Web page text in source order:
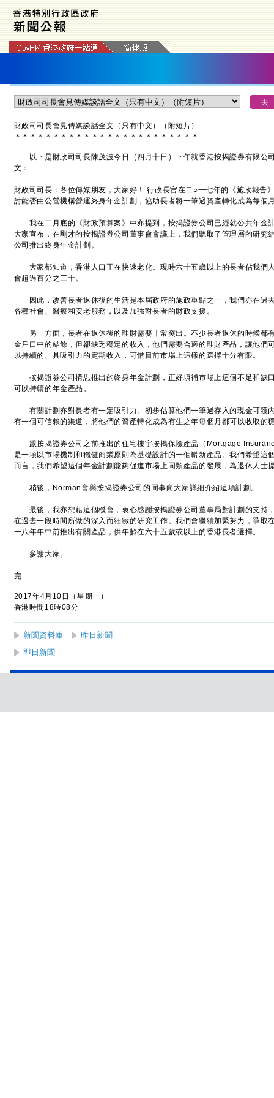
財政司司長會見傳媒談話全文（只有中文）（附短片）
＊ ＊ ＊ ＊ ＊ ＊ ＊ ＊ ＊ ＊ ＊ ＊ ＊ ＊ ＊ ＊ ＊ ＊ ＊ ＊ ＊ ＊ ＊ ＊
以下是財政司司長陳茂波今日（四月十日）下午就香港按揭證券有限公
文：
財政司司長：各位傳媒朋友，大家好！ 行政長官在二○一七年的《施政報告
討能否由公營機構營運終身年金計劃，協助長者將一筆過資產轉化成為每個
我在二月底的《財政預算案》中亦提到，按揭證券公司已經就公共年金
大家宣布，在剛才的按揭證券公司董事會會議上，我們聽取了管理層的研究
公司推出終身年金計劃。
大家都知道，香港人口正在快速老化。現時六十五歲以上的長者佔我們
會超過百分之三十。
因此，改善長者退休後的生活是本屆政府的施政重點之一，我們亦在過
各種社會、醫療和安老服務，以及加強對長者的財政支援。
另一方面，長者在退休後的理財需要非常突出。不少長者退休的時候都
金戶口中的結餘，但卻缺乏穩定的收入，他們需要合適的理財產品，讓他們
以持續的、具吸引力的定期收入，可惜目前市場上這樣的選擇十分有限。
按揭證券公司構思推出的終身年金計劃，正好填補市場上這個不足和缺
可以持續的年金產品。
有關計劃亦對長者有一定吸引力。初步估算他們一筆過存入的現金可獲
有一個可信賴的渠道，將他們的資產轉化成為有生之年每個月都可以收取的
跟按揭證券公司之前推出的住宅樓宇按揭保險產品（Mortgage
是一項以市場機制和穩健商業原則為基礎設計的一個嶄新產品。我們希望這
而言，我們希望這個年金計劃能夠促進市場上同類產品的發展，為退休人士
稍後，Norman會與按揭證券公司的同事向大家詳細介紹這項計劃。
最後，我亦想藉這個機會，衷心感謝按揭證券公司董事局對計劃的支持
在過去一段時間所做的深入而細緻的研究工作。我們會繼續加緊努力，爭取
一八年年中前推出有關產品，供年齡在六十五歲或以上的香港長者選擇。
多謝大家。
完
2017年4月10日（星期一）
香港時間18時08分
新聞資料庫
昨日新聞
即日新聞